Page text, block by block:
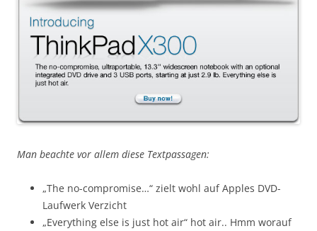
Man beachte vor allem diese Textpassagen:
„The no-compromise…“ zielt wohl auf Apples DVD-
Laufwerk Verzicht
„Everything else is just hot air“ hot air.. Hmm worauf